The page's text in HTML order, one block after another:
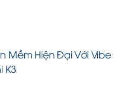
Mềm Hiện Đại Với Vibe
K3